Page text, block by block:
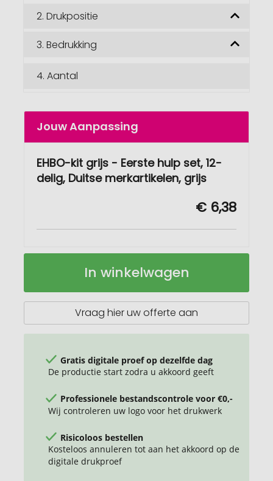
2. Drukpositie
3. Bedrukking
4. Aantal
Jouw Aanpassing
EHBO-kit grijs - Eerste hulp set, 12-
delig, Duitse merkartikelen, grijs
€ 6,38
First
-
kwaliteitsproduct
Op
In winkelwagen
Vraag hier uw offerte aan
Gratis digitale proef op dezelfde dag
De productie start zodra u akkoord geeft
Professionele bestandscontrole voor €0,-
Wij controleren uw logo voor het drukwerk
Risicoloos bestellen
Kosteloos annuleren tot aan het akkoord op de
digitale drukproef